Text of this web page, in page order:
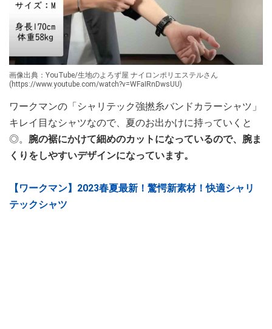
画像出典：YouTube/生地のよろず屋 ナイロンポリエステルさん
(https://www.youtube.com/watch?v=WFaIRnDwsUU)
ワークマンの「シャリテック強撚糸バンドカラーシャツ」
キレイ目なシャツなので、夏のお出かけに持っていくと
◎。 腕の裾にかけて細めのカットになっているので、腕ま
くりをしやすいデザインになっています。
【ワークマン】2023春夏最新！驚愕新素材！快適シャリ
テックシャツ